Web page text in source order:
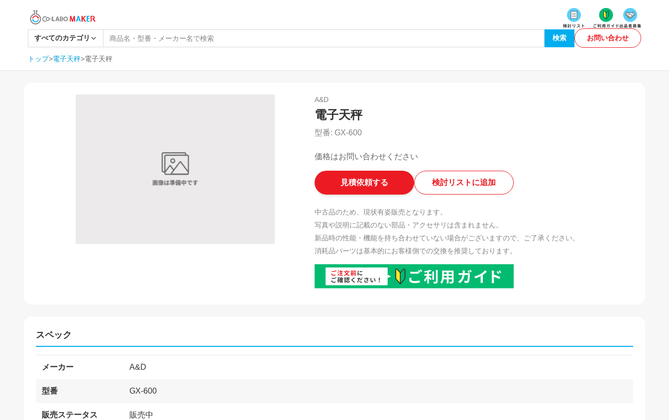
すべてのカテゴリ 検索 お問い合わせ
トップ>電子天秤>電子天秤
A&D
電子天秤
型番: GX-600
価格はお問い合わせください
見積依頼する 検討リストに追加
中古品のため、現状有姿販売となります。
写真や説明に記載のない部品・アクセサリは含まれません。
新品時の性能・機能を持ち合わせていない場合がございますので、ご了承ください。
消耗品パーツは基本的にお客様側での交換を推奨しております。
スペック
メーカー A&D
型番 GX-600
販売ステータス 販売中